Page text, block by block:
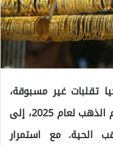
تقلبات غير مسبوقة،
حيث يبحث المواطنون عن أسعار جرام الذهب لعام 2025، إلى
الحية. مع استمرار